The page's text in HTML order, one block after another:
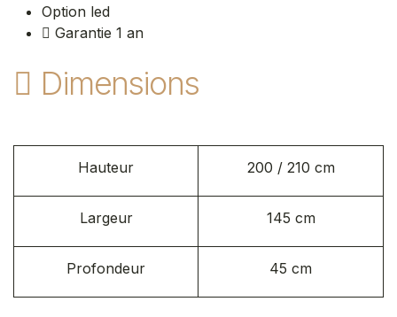
Option led
Garantie 1 an
Dimensions
Hauteur 200 / 210 cm
Largeur 145 cm
Profondeur 45 cm